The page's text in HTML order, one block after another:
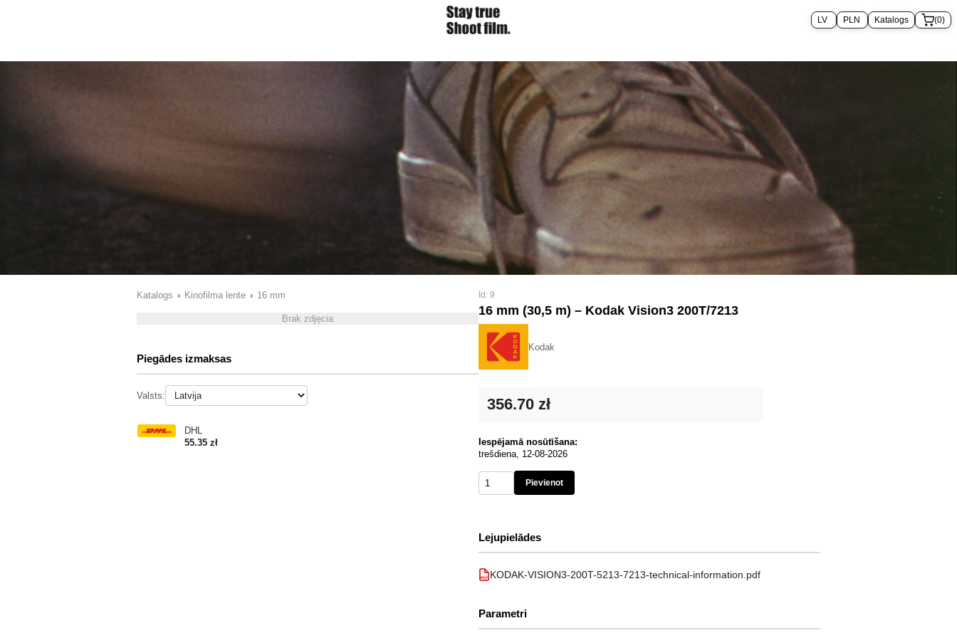
Katalogs (0)
Katalogs › Kinofilma lente › 16 mm
Brak zdjęcia
Piegādes izmaksas
Valsts:
DHL
55.35 zł
Id: 9
16 mm (30,5 m) – Kodak Vision3 200T/7213
Kodak
356.70 zł
Iespējamā nosūtīšana:
trešdiena, 12-08-2026
Pievienot
Lejupielādes
PDF KODAK-VISION3-200T-5213-7213-technical-information.pdf
Parametri